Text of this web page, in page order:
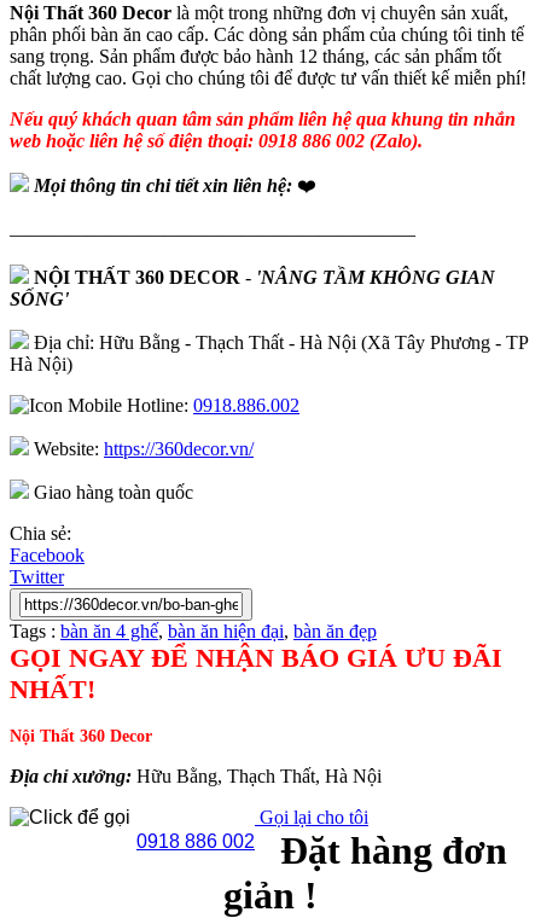
Nội Thất 360 Decor là một trong những đơn vị chuyên sản xuất,
phân phối bàn ăn cao cấp. Các dòng sản phẩm của chúng tôi tinh tế
sang trọng. Sản phẩm được bảo hành 12 tháng, các sản phẩm tốt
chất lượng cao. Gọi cho chúng tôi để được tư vấn thiết kế miễn phí!
Nếu quý khách quan tâm sản phẩm liên hệ qua khung tin nhắn
web hoặc liên hệ số điện thoại: 0918 886 002 (Zalo).
Mọi thông tin chi tiết xin liên hệ: ❤️
—————————————————————
NỘI THẤT 360 DECOR - 'NÂNG TẦM KHÔNG GIAN
SỐNG'
Địa chỉ: Hữu Bằng - Thạch Thất - Hà Nội (Xã Tây Phương - TP
Hà Nội)
Hotline: 0918.886.002
Website: https://360decor.vn/
Giao hàng toàn quốc
Chia sẻ:
Facebook
Twitter
Tags : bàn ăn 4 ghế, bàn ăn hiện đại, bàn ăn đẹp
GỌI NGAY ĐỂ NHẬN BÁO GIÁ ƯU ĐÃI
NHẤT!
Nội Thất 360 Decor
Địa chỉ xưởng: Hữu Bằng, Thạch Thất, Hà Nội
0918 886 002
Gọi lại cho tôi
Đặt hàng đơn
giản !